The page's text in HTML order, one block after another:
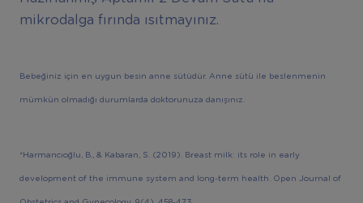
mikrodalga fırında ısıtmayınız.
Bebeğiniz için en uygun besin anne sütüdür. Anne sütü ile beslenmenin
mümkün olmadığı durumlarda doktorunuza danışınız.
*Harmancıoğlu, B., & Kabaran, S. (2019). Breast milk: its role in early
development of the immune system and long-term health. Open Journal of